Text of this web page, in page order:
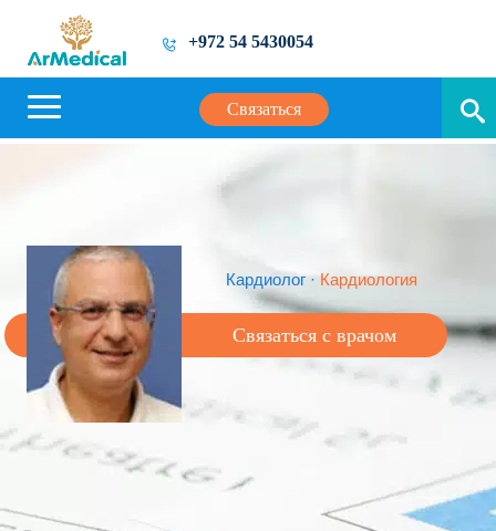
+972 54 5430054
Связаться
Кардиолог·Кардиология
Связаться с врачом